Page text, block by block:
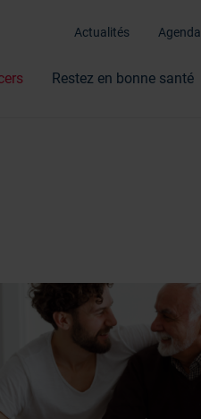
Actualités Agenda
Restez en bonne santé